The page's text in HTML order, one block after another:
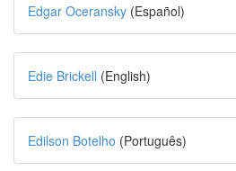
Edgar Oceransky (Español)
Edie Brickell (English)
Edilson Botelho (Português)